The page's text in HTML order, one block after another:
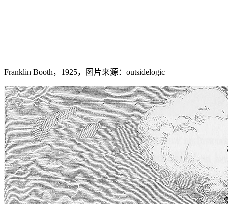
Franklin Booth，1925，图片来源：outsidelogic